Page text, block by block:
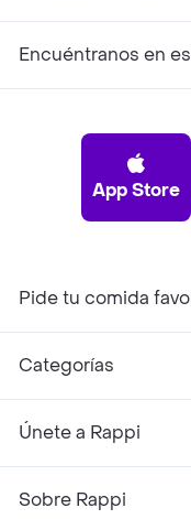
Encuéntranos en
App Store
Pide tu comida
Categorías
Únete a Rappi
Sobre Rappi